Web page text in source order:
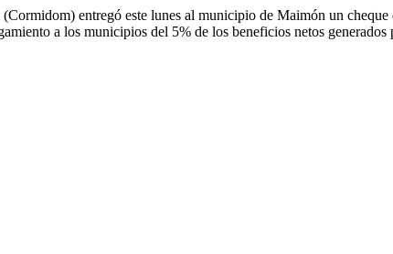
entregó este lunes al municipio de Maimón un
a los municipios del 5% de los beneficios netos